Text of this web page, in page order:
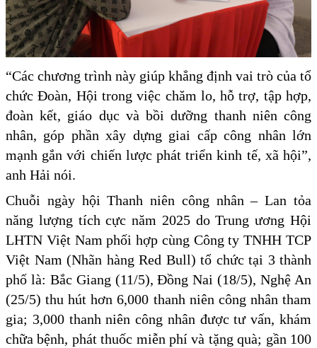
“Các chương trình này giúp khẳng định vai trò của tổ
chức Đoàn, Hội trong việc chăm lo, hỗ trợ, tập hợp,
đoàn kết, giáo dục và bồi dưỡng thanh niên công
nhân, góp phần xây dựng giai cấp công nhân lớn
mạnh gắn với chiến lược phát triển kinh tế, xã hội”,
anh Hải nói.
Chuỗi ngày hội Thanh niên công nhân – Lan tỏa
năng lượng tích cực năm 2025 do Trung ương Hội
LHTN Việt Nam phối hợp cùng Công ty TNHH TCP
Việt Nam (Nhãn hàng Red Bull) tổ chức tại 3 thành
phố là: Bắc Giang (11/5), Đồng Nai (18/5), Nghệ An
(25/5) thu hút hơn 6,000 thanh niên công nhân tham
gia; 3,000 thanh niên công nhân được tư vấn, khám
chữa bệnh, phát thuốc miễn phí và tặng quà; gần 100